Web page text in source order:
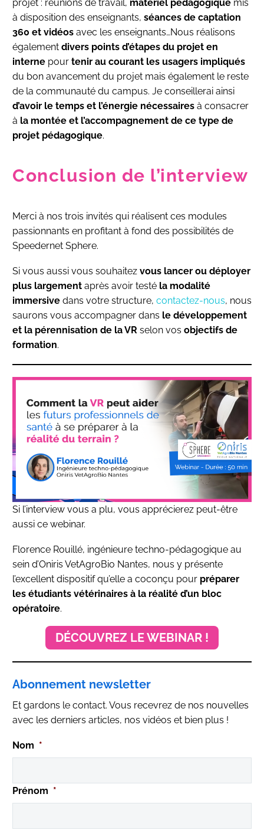
projet : réunions de travail, matériel pédagogique mis
à disposition des enseignants, séances de captation
360 et vidéos avec les enseignants…Nous réalisons
également divers points d’étapes du projet en
interne pour tenir au courant les usagers impliqués
du bon avancement du projet mais également le reste
de la communauté du campus. Je conseillerai ainsi
d’avoir le temps et l’énergie nécessaires à consacrer
à la montée et l’accompagnement de ce type de
projet pédagogique.
Conclusion de l’interview
Merci à nos trois invités qui réalisent ces modules
passionnants en profitant à fond des possibilités de
Speedernet Sphere.
Si vous aussi vous souhaitez vous lancer ou déployer
plus largement après avoir testé la modalité
immersive dans votre structure, contactez-nous, nous
saurons vous accompagner dans le développement
et la pérennisation de la VR selon vos objectifs de
formation.
Si l’interview vous a plu, vous apprécierez peut-être
aussi ce webinar.
Florence Rouillé, ingénieure techno-pédagogique au
sein d’Oniris VetAgroBio Nantes, nous y présente
l’excellent dispositif qu’elle a coconçu pour préparer
les étudiants vétérinaires à la réalité d’un bloc
opératoire.
DÉCOUVREZ LE WEBINAR !
Abonnement newsletter
Et gardons le contact. Vous recevrez de nos nouvelles
avec les derniers articles, nos vidéos et bien plus !
Nom *
Prénom *